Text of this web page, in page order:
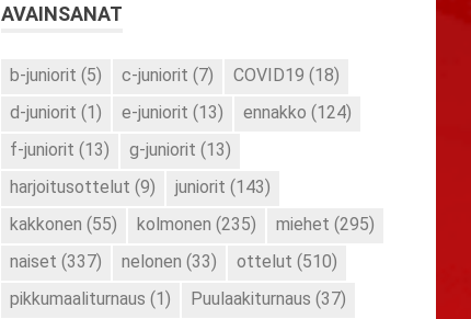
AVAINSANAT
b-juniorit (5) c-juniorit (7) COVID19 (18)
d-juniorit (1) e-juniorit (13) ennakko (124)
f-juniorit (13) g-juniorit (13)
harjoitusottelut (9) juniorit (143)
kakkonen (55) kolmonen (235) miehet (295)
naiset (337) nelonen (33) ottelut (510)
pikkumaaliturnaus (1) Puulaakiturnaus (37)